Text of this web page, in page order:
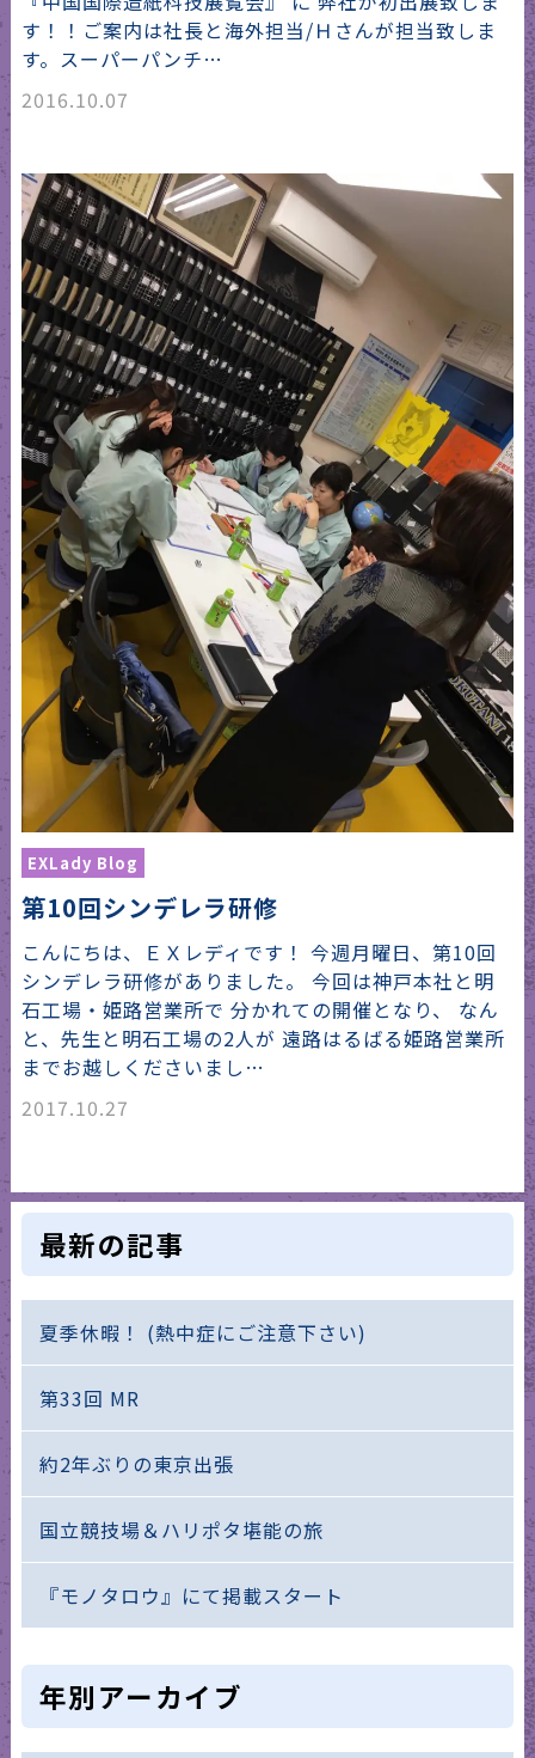
す！！ご案内は社長と海外担当/Ｈさんが担当致しま
す。スーパーパンチ…
2016.10.07
EXLady Blog
第10回シンデレラ研修
こんにちは、ＥＸレディです！ 今週月曜日、第10回
シンデレラ研修がありました。 今回は神戸本社と明
石工場・姫路営業所で 分かれての開催となり、 なん
と、先生と明石工場の2人が 遠路はるばる姫路営業所
までお越しくださいまし…
2017.10.27
最新の記事
夏季休暇！ (熱中症にご注意下さい)
第33回 MR
約2年ぶりの東京出張
国立競技場＆ハリポタ堪能の旅
『モノタロウ』にて掲載スタート
年別アーカイブ